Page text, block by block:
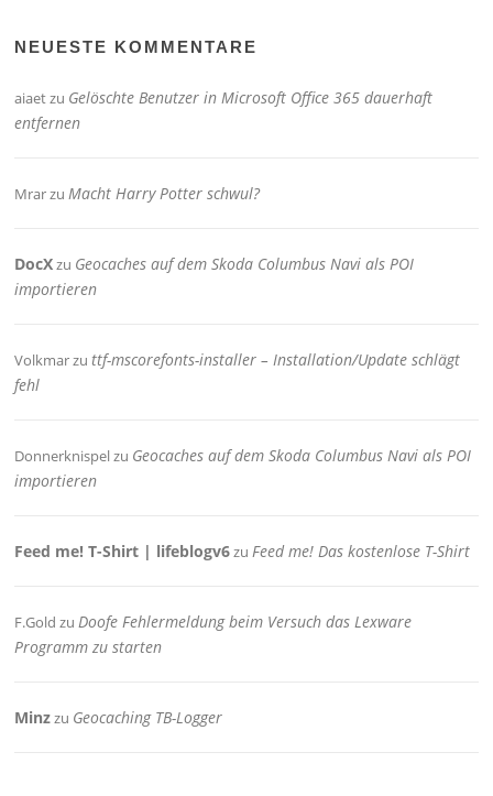
NEUESTE KOMMENTARE
aiaetzu Gelöschte Benutzer in Microsoft Office 365 dauerhaft
entfernen
MrarzuMacht Harry Potter schwul?
DocXzu Geocaches auf dem Skoda Columbus Navi als POI
importieren
Volkmarzuttf-mscorefonts-installer – Installation/Update schlägt
fehl
Donnerknispelzu Geocaches auf dem Skoda Columbus Navi als POI
importieren
Feed me! T-Shirt | lifeblogv6zuFeed me! Das kostenlose T-Shirt
F.Gold zuDoofe Fehlermeldung beim Versuch das Lexware
Programm zu starten
Minzzu Geocaching TB-Logger